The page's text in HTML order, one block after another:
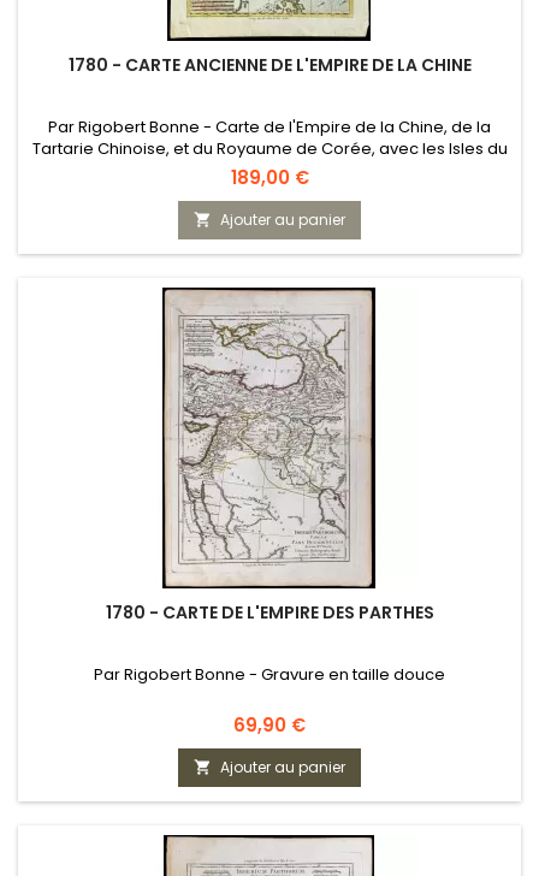
1780 - CARTE ANCIENNE DE L'EMPIRE DE LA CHINE
Par Rigobert Bonne - Carte de l'Empire de la Chine, de la
Tartarie Chinoise, et du Royaume de Corée, avec les Isles du
Japon
Prix
189,00 €
 Ajouter au panier
1780 - CARTE DE L'EMPIRE DES PARTHES
Par Rigobert Bonne - Gravure en taille douce
Prix
69,90 €
 Ajouter au panier